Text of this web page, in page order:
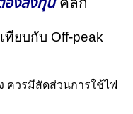
ทียบกับ Off-peak
ควรมีสัดส่วนการใช้ไฟ